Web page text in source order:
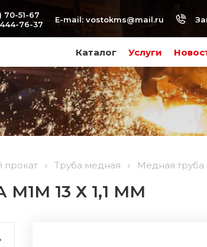
Каталог Услуги
70-51-67
76-37
E-mail: vostokms@mail.ru
Труба медная Медная труба
13 Х 1,1 ММ